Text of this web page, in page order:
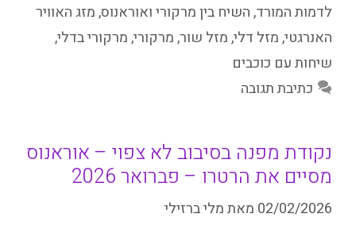
לדמות המורד,השיח בין מרקורי ואוראנוס,מזג האוויר
האנרגטי,מזל דלי,מזל שור,מרקורי,מרקורי בדלי,
שיחות עם כוכבים
כתיבת תגובה
נקודת מפנה בסיבוב לא צפוי – אוראנוס
מסיים את הרטרו – פברואר 2026
02/02/2026 מאתמלי ברזילי